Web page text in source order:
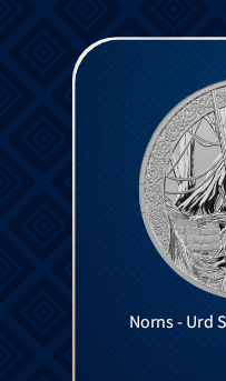
Norns - Urd